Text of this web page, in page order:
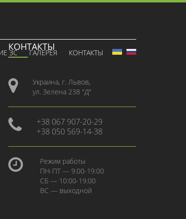
ЗС ГАЛЕРЕЯ КОНТАКТЫ
КОНТАКТЫ
Украина, г. Львов,
ул. Зелена 238 "Д"
+38 067 907-20-29
+38 050 569-14-38
Режим работы
ПН-ПТ — 9:00-19:00
СБ — 10:00-19:00
ВС — выходной